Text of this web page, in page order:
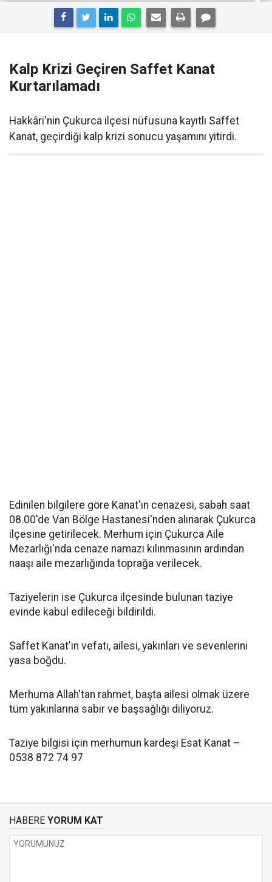
Kalp Krizi Geçiren Saffet Kanat
Kurtarılamadı
Hakkâri'nin Çukurca ilçesi nüfusuna kayıtlı Saffet
Kanat, geçirdiği kalp krizi sonucu yaşamını yitirdi.
Edinilen bilgilere göre Kanat'ın cenazesi, sabah saat
08.00'de Van Bölge Hastanesi'nden alınarak Çukurca
ilçesine getirilecek. Merhum için Çukurca Aile
Mezarlığı'nda cenaze namazı kılınmasının ardından
naaşı aile mezarlığında toprağa verilecek.
Taziyelerin ise Çukurca ilçesinde bulunan taziye
evinde kabul edileceği bildirildi.
Saffet Kanat'ın vefatı, ailesi, yakınları ve sevenlerini
yasa boğdu.
Merhuma Allah'tan rahmet, başta ailesi olmak üzere
tüm yakınlarına sabır ve başsağlığı diliyoruz.
Taziye bilgisi için merhumun kardeşi Esat Kanat –
0538 872 74 97
HABERE YORUM KAT